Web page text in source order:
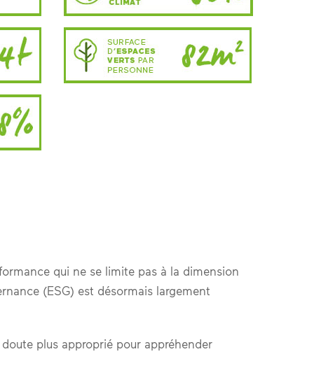
qui ne se limite pas à la dimension
(ESG) est désormais largement
plus approprié pour appréhender